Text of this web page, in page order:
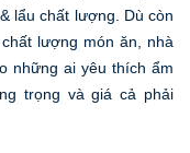
lẩu chất lượng. Dù còn
lượng món ăn, nhà
những ai yêu thích ẩm
trọng và giá cả phải